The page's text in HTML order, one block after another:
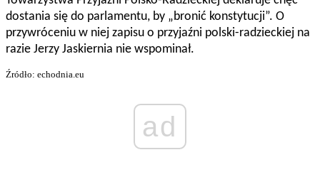
dostania się do parlamentu, by „bronić konstytucji”. O
przywróceniu w niej zapisu o przyjaźni polski-radzieckiej na
razie Jerzy Jaskiernia nie wspominał.
Źródło: echodnia.eu
ad